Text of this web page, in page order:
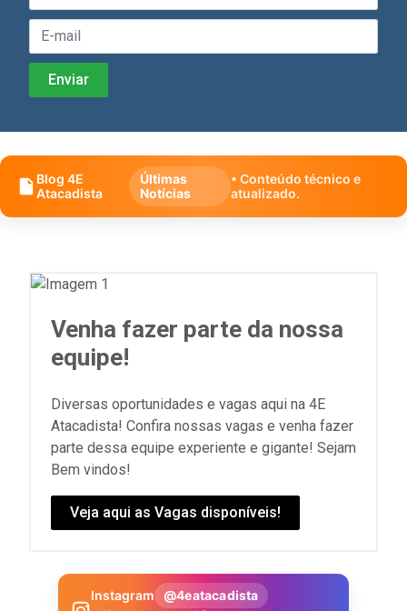
Blog 4E
Atacadista
Últimas
Notícias
• Conteúdo técnico e
atualizado.
Venha fazer parte da nossa
equipe!
Diversas oportunidades e vagas aqui na 4E
Atacadista! Confira nossas vagas e venha fazer
parte dessa equipe experiente e gigante! Sejam
Bem vindos!
Veja aqui as Vagas disponíveis!
Instagram
@4eatacadista